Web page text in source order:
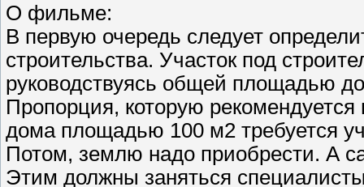
О фильме:
В первую очередь следует
строительства. Участок под
руководствуясь общей площадью
Пропорция, которую
дома площадью 100 м2 требуется
Потом, землю надо приобрести. А
Этим должны заняться